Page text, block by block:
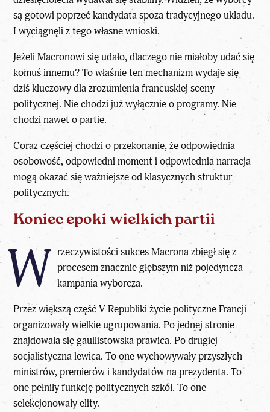
są gotowi poprzeć kandydata spoza tradycyjnego układu.
I wyciągnęli z tego własne wnioski.
Jeżeli Macronowi się udało, dlaczego nie miałoby udać się
komuś innemu? To właśnie ten mechanizm wydaje się
dziś kluczowy dla zrozumienia francuskiej sceny
politycznej. Nie chodzi już wyłącznie o programy. Nie
chodzi nawet o partie.
Coraz częściej chodzi o przekonanie, że odpowiednia
osobowość, odpowiedni moment i odpowiednia narracja
mogą okazać się ważniejsze od klasycznych struktur
politycznych.
Koniec epoki wielkich partii
W rzeczywistości sukces Macrona zbiegł się z
procesem znacznie głębszym niż pojedyncza
kampania wyborcza.
Przez większą część V Republiki życie polityczne Francji
organizowały wielkie ugrupowania. Po jednej stronie
znajdowała się gaullistowska prawica. Po drugiej
socjalistyczna lewica. To one wychowywały przyszłych
ministrów, premierów i kandydatów na prezydenta. To
one pełniły funkcję politycznych szkół. To one
selekcjonowały elity.